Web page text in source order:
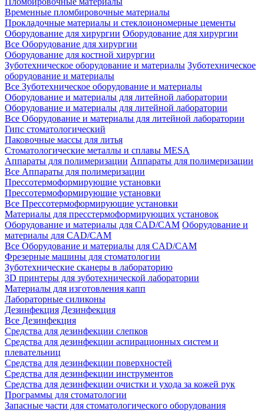
Временные пломбировочные материалы
Прокладочные материалы и стеклоиономерные цементы
Оборудование для хирургии Оборудование для хирургии
Все Оборудование для хирургии
Оборудование для костной хирургии
Зуботехническое оборудование и материалы Зуботехническое
оборудование и материалы
Все Зуботехническое оборудование и материалы
Оборудование и материалы для литейной лаборатории
Оборудование и материалы для литейной лаборатории
Все Оборудование и материалы для литейной лаборатории
Гипс стоматологический
Паковочные массы для литья
Стоматологические металлы и сплавы MESA
Аппараты для полимеризации Аппараты для полимеризации
Все Аппараты для полимеризации
Прессотермоформирующие установки
Прессотермоформирующие установки
Все Прессотермоформирующие установки
Материалы для пресстермоформирующих установок
Оборудование и материалы для CAD/CAM Оборудование и
материалы для CAD/CAM
Все Оборудование и материалы для CAD/CAM
Фрезерные машины для стоматологии
Зуботехнические сканеры в лабораторию
3D принтеры для зуботехнической лаборатории
Материалы для изготовления капп
Лабораторные силиконы
Дезинфекция Дезинфекция
Все Дезинфекция
Средства для дезинфекции слепков
Средства для дезинфекции аспирационных систем и
плевательниц
Средства для дезинфекции поверхностей
Средства для дезинфекции инструментов
Средства для дезинфекции очистки и ухода за кожей рук
Программы для стоматологии
Запасные части для стоматологического оборудования